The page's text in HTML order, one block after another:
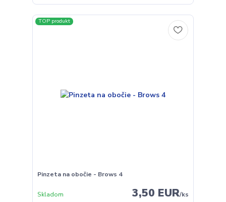
TOP produkt
Pinzeta na obočie - Brows 4
3,50 EUR/ks
Skladom